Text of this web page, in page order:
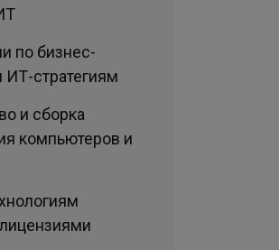
по бизнес-
ИТ-стратегиям
и сборка
компьютеров и